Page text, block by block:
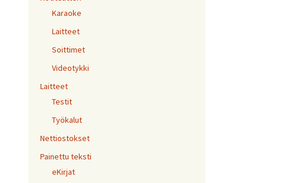
Karaoke
Laitteet
Soittimet
Videotykki
Laitteet
Testit
Työkalut
Nettiostokset
Painettu teksti
eKirjat